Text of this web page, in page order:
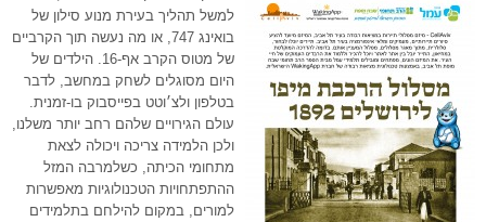
למשל תהליך בעירת מנוע סילון של
בואינג 747, או מה נעשה תוך הקרביים
של מטוס הקרב אף-16. הילדים של
היום מסוגלים לשחק במחשב, לדבר
בטלפון ולצ׳וטט בפייסבוק בו-זמנית.
עולם הגירויים שלהם רחב יותר משלנו,
ולכן הלמידה צריכה ויכולה לצאת
מתחומי הכיתה, כשלמרבה המזל
ההתפתחויות הטכנולוגיות מאפשרות
למורים, במקום להילחם בתלמידים